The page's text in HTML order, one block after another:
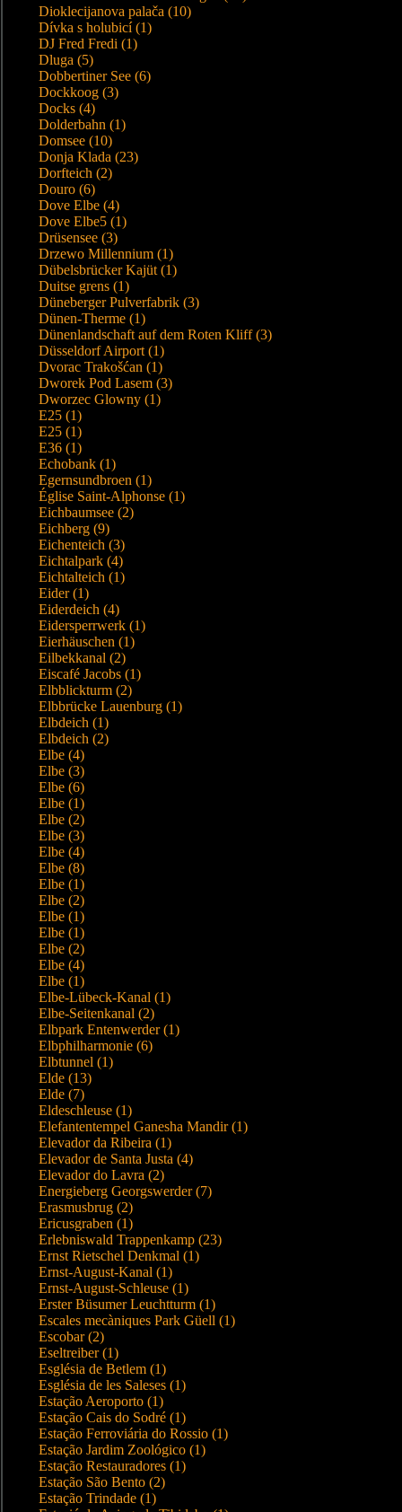
Dioklecijanova palača (10)
Dívka s holubicí (1)
DJ Fred Fredi (1)
Dluga (5)
Dobbertiner See (6)
Dockkoog (3)
Docks (4)
Dolderbahn (1)
Domsee (10)
Donja Klada (23)
Dorfteich (2)
Douro (6)
Dove Elbe (4)
Dove Elbe5 (1)
Drüsensee (3)
Drzewo Millennium (1)
Dübelsbrücker Kajüt (1)
Duitse grens (1)
Düneberger Pulverfabrik (3)
Dünen-Therme (1)
Dünenlandschaft auf dem Roten Kliff (3)
Düsseldorf Airport (1)
Dvorac Trakošćan (1)
Dworek Pod Lasem (3)
Dworzec Glowny (1)
E25 (1)
E25 (1)
E36 (1)
Echobank (1)
Egernsundbroen (1)
Église Saint-Alphonse (1)
Eichbaumsee (2)
Eichberg (9)
Eichenteich (3)
Eichtalpark (4)
Eichtalteich (1)
Eider (1)
Eiderdeich (4)
Eidersperrwerk (1)
Eierhäuschen (1)
Eilbekkanal (2)
Eiscafé Jacobs (1)
Elbblickturm (2)
Elbbrücke Lauenburg (1)
Elbdeich (1)
Elbdeich (2)
Elbe (4)
Elbe (3)
Elbe (6)
Elbe (1)
Elbe (2)
Elbe (3)
Elbe (4)
Elbe (8)
Elbe (1)
Elbe (2)
Elbe (1)
Elbe (1)
Elbe (2)
Elbe (4)
Elbe (1)
Elbe-Lübeck-Kanal (1)
Elbe-Seitenkanal (2)
Elbpark Entenwerder (1)
Elbphilharmonie (6)
Elbtunnel (1)
Elde (13)
Elde (7)
Eldeschleuse (1)
Elefantentempel Ganesha Mandir (1)
Elevador da Ribeira (1)
Elevador de Santa Justa (4)
Elevador do Lavra (2)
Energieberg Georgswerder (7)
Erasmusbrug (2)
Ericusgraben (1)
Erlebniswald Trappenkamp (23)
Ernst Rietschel Denkmal (1)
Ernst-August-Kanal (1)
Ernst-August-Schleuse (1)
Erster Büsumer Leuchtturm (1)
Escales mecàniques Park Güell (1)
Escobar (2)
Eseltreiber (1)
Església de Betlem (1)
Església de les Saleses (1)
Estação Aeroporto (1)
Estação Cais do Sodré (1)
Estação Ferroviária do Rossio (1)
Estação Jardim Zoológico (1)
Estação Restauradores (1)
Estação São Bento (2)
Estação Trindade (1)